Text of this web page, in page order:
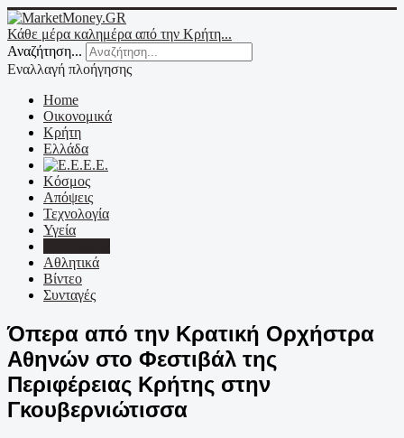
Κάθε μέρα καλημέρα από την Κρήτη...
Αναζήτηση...
Εναλλαγή πλοήγησης
Home
Οικονομικά
Κρήτη
Ελλάδα
Ε.Ε.
Κόσμος
Απόψεις
Τεχνολογία
Υγεία
Αθλητικά
Βίντεο
Συνταγές
Όπερα από την Κρατική Ορχήστρα
Αθηνών στο Φεστιβάλ της
Περιφέρειας Κρήτης στην
Γκουβερνιώτισσα